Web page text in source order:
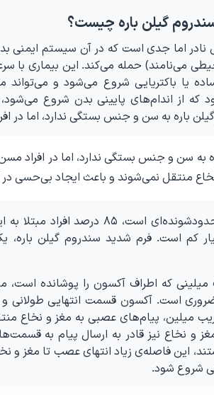
گیلن باره چیست؟
نادر اما جدی است که در آن سیستم
می‌نامند) حمله می‌کند. این بیماری با
یا باکتریایی شروع می‌شود و
از اندام‌های پایینی بدن شروع
باره به سن و جنس بستگی ندارد، اما در
به سن و جنس بستگی ندارد، اما در افراد
منتقل نمی‌شوند و باعث ایجاد بی‌حسی
کم است. فرم شدید سندروم گیلن
میلینی که اطراف آکسون را پوشانده است،
است. آکسون قسمت انتهایی طولانی و
میلین، پیام‌های عصبی به مغز و
و نخاع نیز قادر به ارسال پیام به
این فاصله‌ی زیاد انتهای عصب تا مغز و
شروع شود.